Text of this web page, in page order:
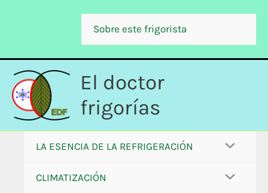
Sobre este frigorista
El doctor
frigorías
LA ESENCIA DE LA REFRIGERACIÓN
CLIMATIZACIÓN